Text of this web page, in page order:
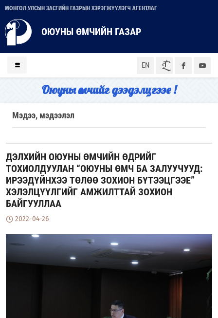
МОНГОЛ УЛСЫН ЗАСГИЙН ГАЗРЫН ХЭРЭГЖҮҮЛЭГЧ АГЕНТЛАГ
ОЮУНЫ ӨМЧИЙН ГАЗАР
EN ᠮᠣᠨ
Оюуны өмчийг дээдэлцгээе !
Мэдээ, мэдээлэл
ДЭЛХИЙН ОЮУНЫ ӨМЧИЙН ӨДРИЙГ
ТОХИОЛДУУЛАН “ОЮУНЫ ӨМЧ БА ЗАЛУУЧУУД:
ИРЭЭДҮЙНХЭЭ ТӨЛӨӨ ЗОХИОН БҮТЭЭЦГЭЭЕ”
ХЭЛЭЛЦҮҮЛГИЙГ АМЖИЛТТАЙ ЗОХИОН
БАЙГУУЛЛАА
2022-04-26